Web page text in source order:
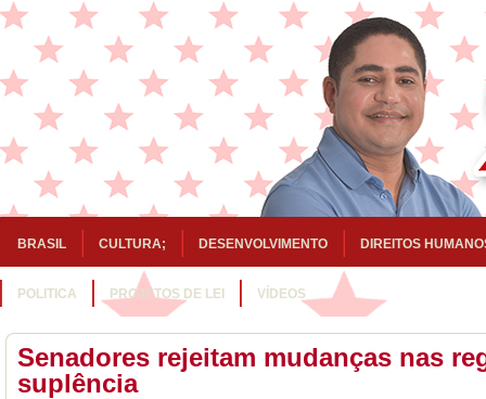
BRASIL CULTURA; DESENVOLVIMENTO DIREITOS
POLITICA PROJETOS DE LEI VÍDEOS
Senadores rejeitam mudanças nas
suplência